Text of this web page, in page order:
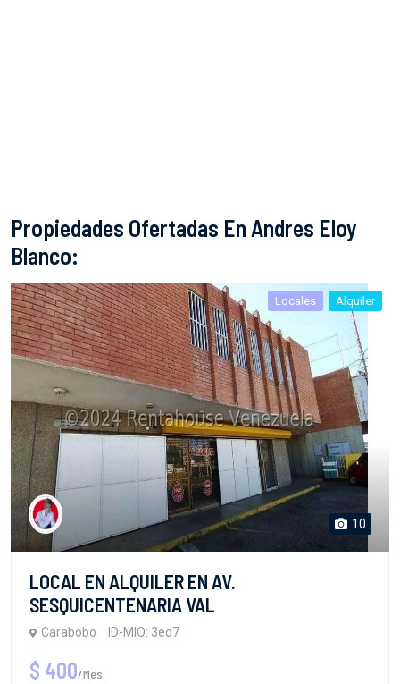
Propiedades Ofertadas En Andres Eloy
Blanco:
Locales Alquiler
10
LOCAL EN ALQUILER EN AV.
SESQUICENTENARIA VAL
Carabobo ID-MIO: 3ed7
$ 400/Mes